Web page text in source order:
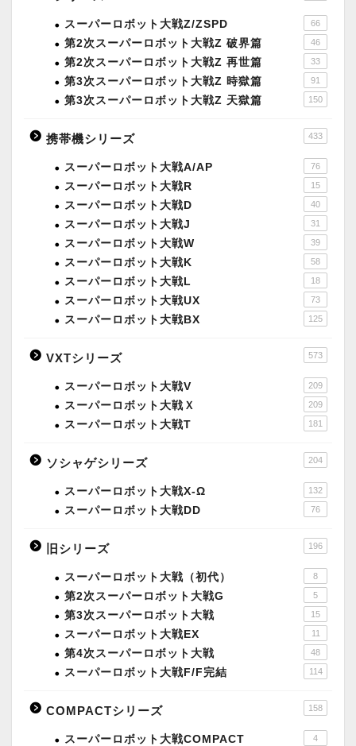
スーパーロボット大戦Z/ZSPD 66
第2次スーパーロボット大戦Z 破界篇 46
第2次スーパーロボット大戦Z 再世篇 33
第3次スーパーロボット大戦Z 時獄篇 91
第3次スーパーロボット大戦Z 天獄篇 150
携帯機シリーズ 433
スーパーロボット大戦A/AP 76
スーパーロボット大戦R 15
スーパーロボット大戦D 40
スーパーロボット大戦J 31
スーパーロボット大戦W 39
スーパーロボット大戦K 58
スーパーロボット大戦L 18
スーパーロボット大戦UX 73
スーパーロボット大戦BX 125
VXTシリーズ 573
スーパーロボット大戦V 209
スーパーロボット大戦Ｘ 209
スーパーロボット大戦T 181
ソシャゲシリーズ 204
スーパーロボット大戦X-Ω 132
スーパーロボット大戦DD 76
旧シリーズ 196
スーパーロボット大戦（初代） 8
第2次スーパーロボット大戦G 5
第3次スーパーロボット大戦 15
スーパーロボット大戦EX 11
第4次スーパーロボット大戦 48
スーパーロボット大戦F/F完結 114
COMPACTシリーズ 158
スーパーロボット大戦COMPACT 4